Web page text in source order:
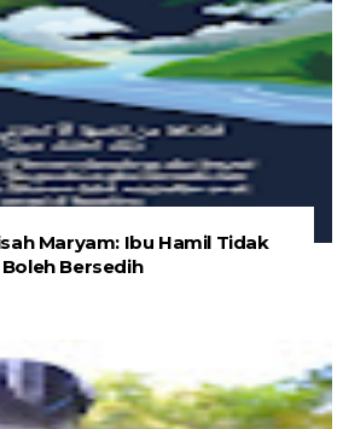
Maryam: Ibu Hamil Tidak
Boleh Bersedih